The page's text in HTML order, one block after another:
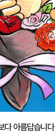
다 아름답습니다